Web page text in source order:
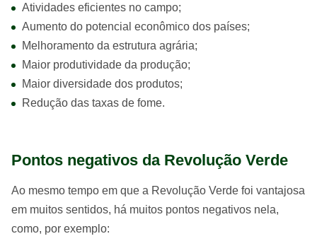
Atividades eficientes no campo;
Aumento do potencial econômico dos países;
Melhoramento da estrutura agrária;
Maior produtividade da produção;
Maior diversidade dos produtos;
Redução das taxas de fome.
Pontos negativos da Revolução Verde
Ao mesmo tempo em que a Revolução Verde foi vantajosa
em muitos sentidos, há muitos pontos negativos nela,
como, por exemplo: